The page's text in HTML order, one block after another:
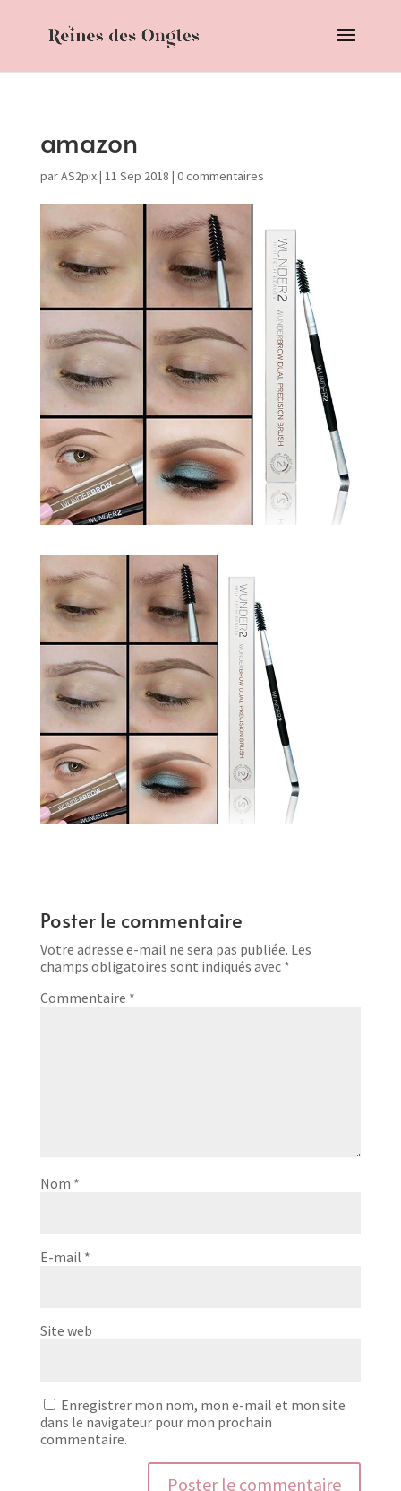
amazon
parAS2pix| 11 Sep 2018 | 0 commentaires
Poster le commentaire
Votre adresse e-mail ne sera pas publiée. Les
champs obligatoires sont indiqués avec *
Commentaire *
Nom *
E-mail *
Site web
Enregistrer mon nom, mon e-mail et mon site
dans le navigateur pour mon prochain
commentaire.